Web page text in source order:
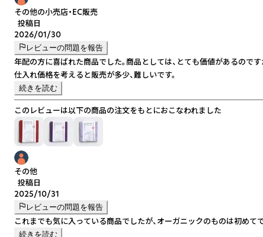
その他の小売店・EC販売
投稿日
2026/01/30
レビューの問題を報告
年配の方に喜ばれた商品でした。商品としては、とても価値があるので
続きを読む
このレビューは以下の商品の注文をもとにおこなわれました
その他
投稿日
2025/10/31
レビューの問題を報告
これまでも気に入っている商品でしたが、オーガニックのものは初めてで
続きを読む